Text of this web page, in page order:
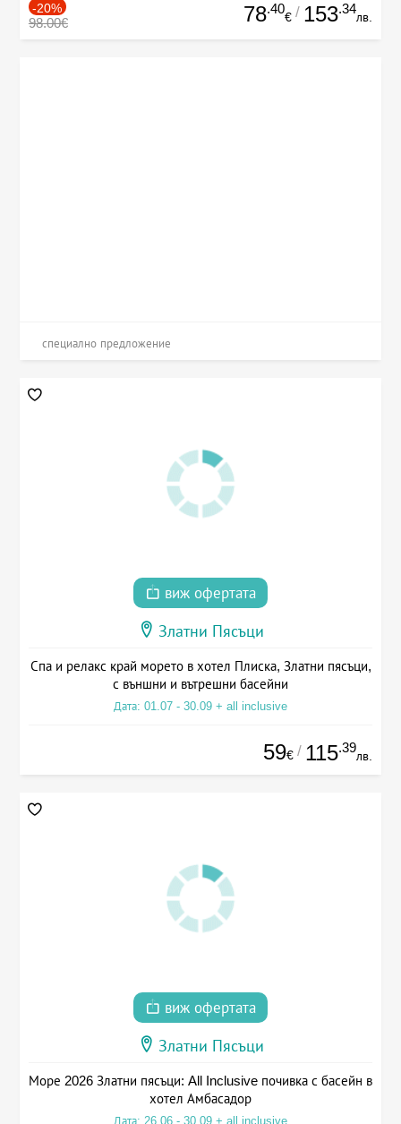
-20%
98.00€ 78.40
€ / 153.34
лв.
специално предложение
виж офертата
Златни Пясъци
Спа и релакс край морето в хотел Плиска, Златни пясъци,
с външни и вътрешни басейни
Дата: 01.07 - 30.09 + all inclusive
59€ / 115.39
лв.
виж офертата
Златни Пясъци
Море 2026 Златни пясъци: All Inclusive почивка с басейн в
хотел Амбасадор
Дата: 26.06 - 30.09 + all inclusive